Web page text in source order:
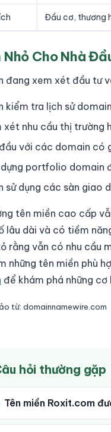
Đầu cơ, thương
Nhỏ Cho Nhà
đang xem xét đầu tư
kiểm tra lịch sử
xét nhu cầu thị trường
với các domain có
portfolio domain
sử dụng các sàn giao
tên miền cao cấp
lâu dài và có tiềm
rằng vẫn có nhu cầu
những tên miền phù
để khám phá những
từ: domainnamewire.com
hỏi thường gặp
Tên miền Roxit.com